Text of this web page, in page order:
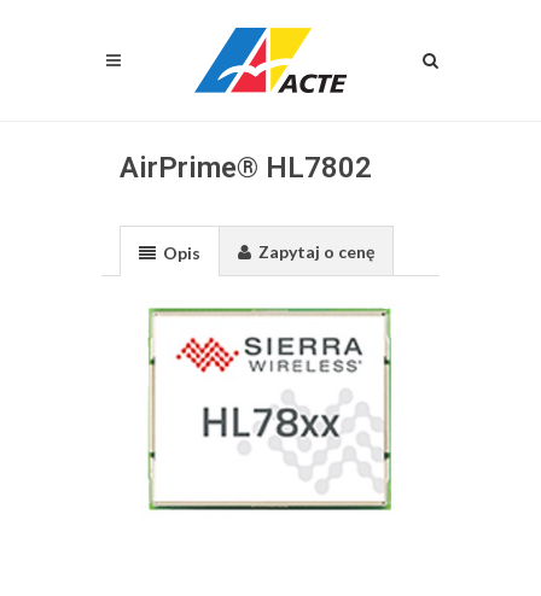
AirPrime® HL7802
Opis Zapytaj o cenę